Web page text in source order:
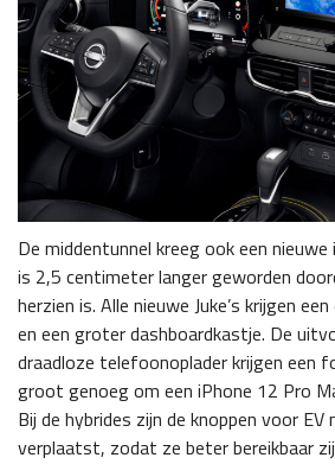
De middentunnel kreeg ook een
is 2,5 centimeter langer geworden
herzien is. Alle nieuwe Juke’s krijgen
en een groter dashboardkastje. De
draadloze telefoonoplader krijgen een
groot genoeg om een iPhone 12 Pro
Bij de hybrides zijn de knoppen voor EV
verplaatst, zodat ze beter bereikbaar